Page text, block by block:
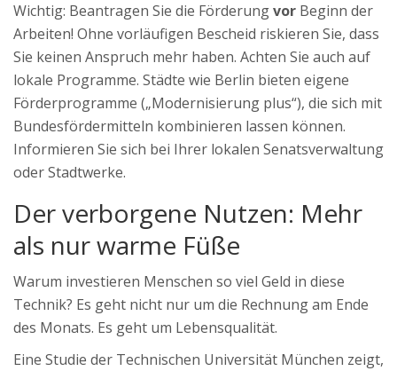
Wichtig: Beantragen Sie die Förderungvor Beginn der
Arbeiten! Ohne vorläufigen Bescheid riskieren Sie, dass
Sie keinen Anspruch mehr haben. Achten Sie auch auf
lokale Programme. Städte wie Berlin bieten eigene
Förderprogramme („Modernisierung plus“), die sich mit
Bundesfördermitteln kombinieren lassen können.
Informieren Sie sich bei Ihrer lokalen Senatsverwaltung
oder Stadtwerke.
Der verborgene Nutzen: Mehr
als nur warme Füße
Warum investieren Menschen so viel Geld in diese
Technik? Es geht nicht nur um die Rechnung am Ende
des Monats. Es geht um Lebensqualität.
Eine Studie der Technischen Universität München zeigt,